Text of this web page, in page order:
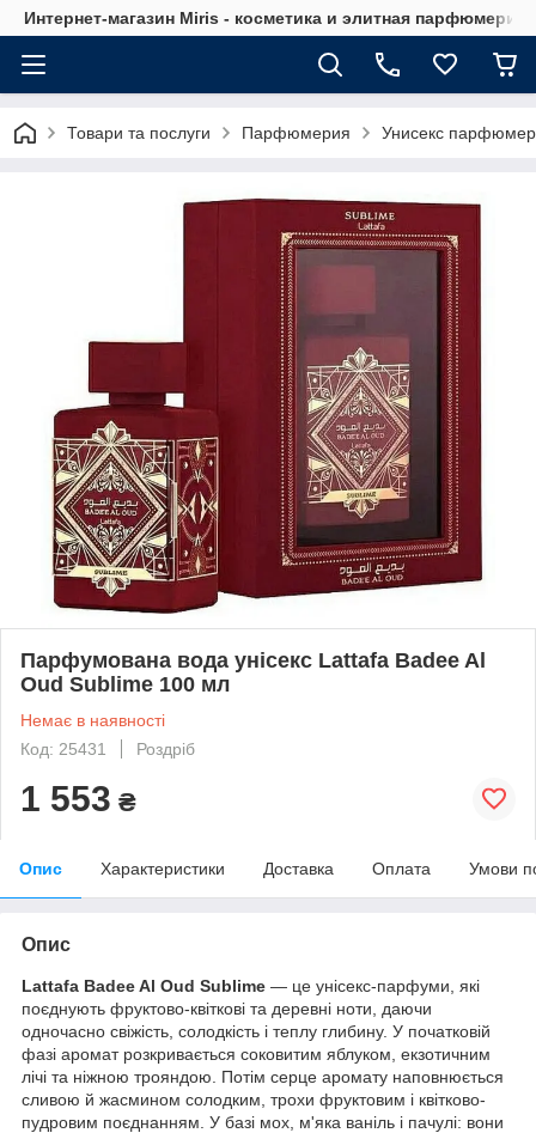
Интернет-магазин Мiris - косметика и элитная
Товари та послуги Парфюмерия Унисекс
Парфумована вода унісекс Lattafa Badee Al
Oud Sublime 100 мл
Немає в наявності
Код: 25431
Роздріб
1 553 ₴
Опис Характеристики Доставка Оплата Умови
Опис
Lattafa Badee Al Oud Sublime — це унісекс-парфуми, які
поєднують фруктово-квіткові та деревні ноти, даючи
одночасно свіжість, солодкість і теплу глибину. У початковій
фазі аромат розкривається соковитим яблуком, екзотичним
лічі та ніжною трояндою. Потім серце аромату наповнюється
сливою й жасмином солодким, трохи фруктовим і квітково-
пудровим поєднанням. У базі мох, м'яка ваніль і пачулі: вони